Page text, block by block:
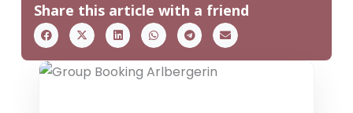
Share this article with a friend